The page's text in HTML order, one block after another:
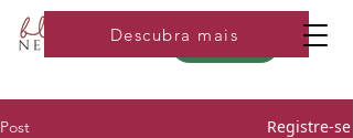
Loja
Descubra mais
Post Registre-se